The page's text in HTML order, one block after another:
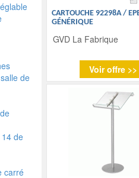
de
de
carré
CARTOUCHE 92298A /
GÉNÉRIQUE
GVD La Fabrique
Voir offre >>